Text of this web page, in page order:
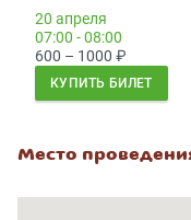
20 апреля
07:00 - 08:00
600 – 1000 ₽
КУПИТЬ БИЛЕТ
Место